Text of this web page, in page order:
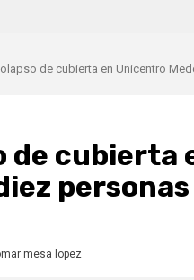
de cubierta en Unicentro
de cubierta
mesa lopez